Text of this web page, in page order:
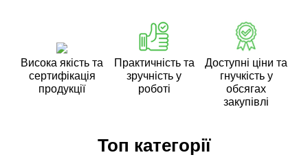
Висока якість та
сертифікація
продукції
Практичність та
зручність у
роботі
Доступні ціни та
гнучкість у
обсягах
закупівлі
Топ категорії